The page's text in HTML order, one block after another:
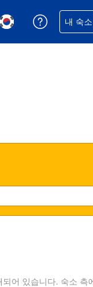
. 현재 선택된 통화
언어 선택. 현재 선
예약과
내 숙
어 있습니다. 숙소 측